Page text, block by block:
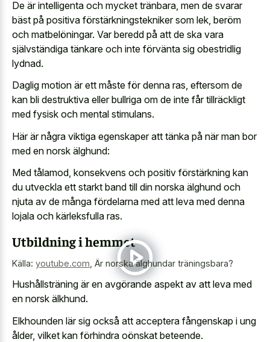
De är intelligenta och mycket tränbara, men de svarar
bäst på positiva förstärkningstekniker som lek, beröm
och matbelöningar. Var beredd på att de ska vara
självständiga tänkare och inte förvänta sig obestridlig
lydnad.
Daglig motion är ett måste för denna ras, eftersom de
kan bli destruktiva eller bullriga om de inte får tillräckligt
med fysisk och mental stimulans.
Här är några viktiga egenskaper att tänka på när man bor
med en norsk älghund:
Med tålamod, konsekvens och positiv förstärkning kan
du utveckla ett starkt band till din norska älghund och
njuta av de många fördelarna med att leva med denna
lojala och kärleksfulla ras.
Utbildning i hemmet
Källa: youtube.com Är norska älghundar träningsbara?
Hushållsträning är en avgörande aspekt av att leva med
en norsk älkhund.
Elkhounden lär sig också att acceptera fångenskap i ung
ålder, vilket kan förhindra oönskat beteende.